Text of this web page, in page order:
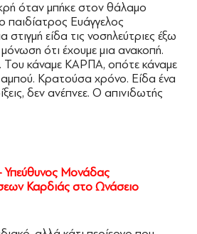
όταν μπήκε στον θάλαμο
παιδίατρος Ευάγγελος
είδα τις νοσηλεύτριες έξω
ότι έχουμε μια ανακοπή.
Του κάναμε ΚΑΡΠΑ, οπότε κάναμε
αμπού. Κρατούσα χρόνο. Είδα ένα
δεν ανέπνεε. Ο απινιδωτής
Μονάδας
Καρδιάς στο Ωνάσειο